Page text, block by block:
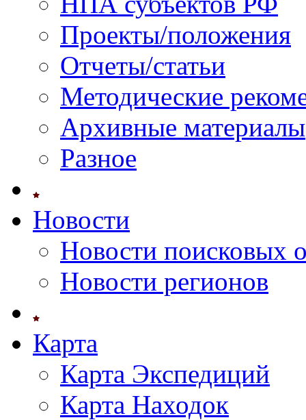
Проекты/положения
Отчеты/статьи
Методические
Архивные материалы
Разное
Новости
Новости поисковых
Новости регионов
Карта
Карта Экспедиций
Карта Находок